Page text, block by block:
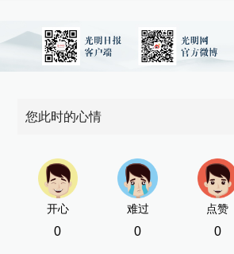
您此时的心情
开心
0
难过
0
点赞
0